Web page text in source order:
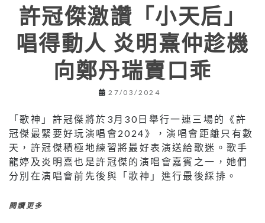
許冠傑激讚「小天后」
唱得動人 炎明熹仲趁機
向鄭丹瑞賣口乖
27/03/2024
「歌神」許冠傑將於3月30日舉行一連三場的《許
冠傑最緊要好玩演唱會2024》，演唱會距離只有數
天，許冠傑積極地練習將最好表演送給歌迷。歌手
龍婷及炎明熹也是許冠傑的演唱會嘉賓之一，她們
分別在演唱會前先後與「歌神」進行最後綵排。
閱讀更多